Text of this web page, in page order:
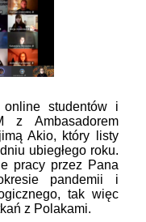
studentów i
z Ambasadorem
Akio, który listy
ubiegłego roku.
pracy przez Pana
pandemii i
tak więc
z Polakami.